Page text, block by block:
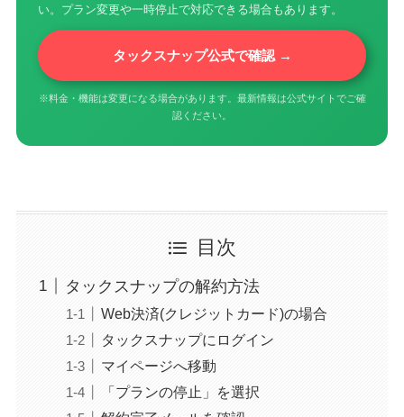
い。プラン変更や一時停止で対応できる場合もあります。
タックスナップ公式で確認 →
※料金・機能は変更になる場合があります。最新情報は公式サイトでご確
認ください。
目次
タックスナップの解約方法
Web決済(クレジットカード)の場合
タックスナップにログイン
マイページへ移動
「プランの停止」を選択